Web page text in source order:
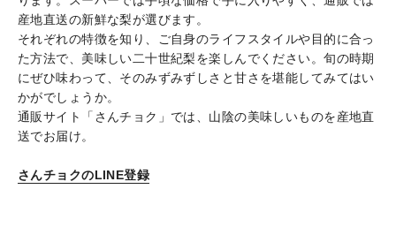
産地直送の新鮮な梨が選びます。
それぞれの特徴を知り、ご自身のライフスタイルや目的に合っ
た方法で、美味しい二十世紀梨を楽しんでください。旬の時期
にぜひ味わって、そのみずみずしさと甘さを堪能してみてはい
かがでしょうか。
通販サイト「さんチョク」では、山陰の美味しいものを産地直
送でお届け。
さんチョクのLINE登録